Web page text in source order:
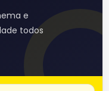
e
todos